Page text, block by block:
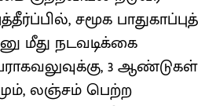
சமூக பாதுகாப்புத்
மீது நடவடிக்கை
3 ஆண்டுகள்
லஞ்சம் பெற்ற